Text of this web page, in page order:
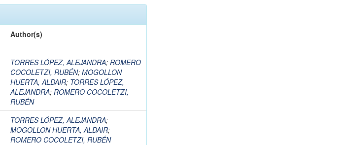
Author(s)
TORRES LÓPEZ, ALEJANDRA; ROMERO
COCOLETZI, RUBÉN; MOGOLLON
HUERTA, ALDAIR; TORRES LÓPEZ,
ALEJANDRA; ROMERO COCOLETZI,
RUBÉN
TORRES LÓPEZ, ALEJANDRA;
MOGOLLON HUERTA, ALDAIR;
ROMERO COCOLETZI, RUBÉN